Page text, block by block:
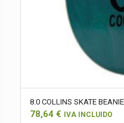
8.0 COLLINS SKATE BEANIE
78,64 € IVA INCLUIDO